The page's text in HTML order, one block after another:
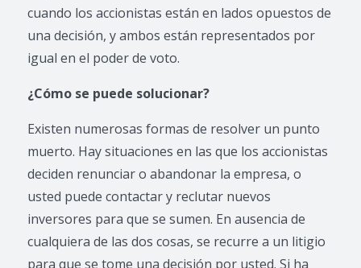
cuando los accionistas están en lados opuestos de
una decisión, y ambos están representados por
igual en el poder de voto.
¿Cómo se puede solucionar?
Existen numerosas formas de resolver un punto
muerto. Hay situaciones en las que los accionistas
deciden renunciar o abandonar la empresa, o
usted puede contactar y reclutar nuevos
inversores para que se sumen. En ausencia de
cualquiera de las dos cosas, se recurre a un litigio
para que se tome una decisión por usted. Si ha